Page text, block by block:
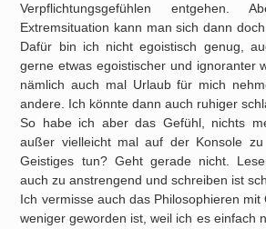
Verpflichtungsgefühlen
Extremsituation kann man sich dann
Dafür bin ich nicht egoistisch genug,
gerne etwas egoistischer und ignoranter
nämlich auch mal Urlaub für mich
andere. Ich könnte dann auch ruhiger
So habe ich aber das Gefühl, nichts
außer vielleicht mal auf der Konsole
Geistiges tun? Geht gerade nicht.
auch zu anstrengend und schreiben ist
Ich vermisse auch das Philosophieren mit
weniger geworden ist, weil ich es einfach